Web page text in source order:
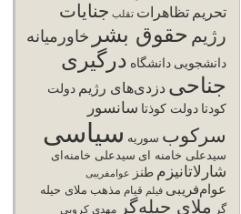
تحریم تظاهرات تقلب جنایات
رژیم حقوق بشر خاورمیانه
دانشجویی دانشگاه درگیری
جناحی دزدی‌های رژیم دولت
کودتا دولت کوذتا سانسور
سرکوب سوریه سیاسی
سیدعلی خامنه ای سیدعلی خامنه‌ای
شارلاتانیزم طنز عوامفریبی
عوام‌فریبی فیلم قیام مذهب ملای حیله
گر ملای حیله‌گر مهدی کروبی